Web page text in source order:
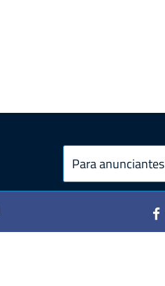
Para anunciantes